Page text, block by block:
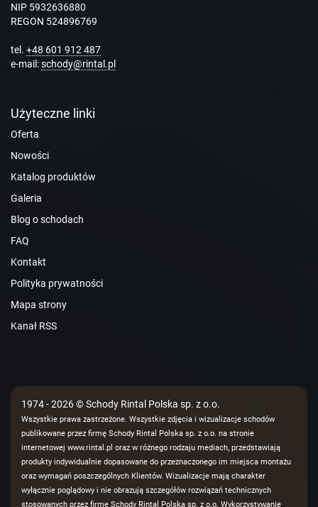
NIP 5932636880
REGON 524896769
tel. +48 601 912 487
e-mail:schody@rintal.pl
Użyteczne linki
Oferta
Nowości
Katalog produktów
Galeria
Blog o schodach
FAQ
Kontakt
Polityka prywatności
Mapa strony
Kanał RSS
1974 - 2026 © Schody Rintal Polska sp. z o.o.
Wszystkie prawa zastrzeżone. Wszystkie zdjęcia i wizualizacje schodów
publikowane przez firmę Schody Rintal Polska sp. z o.o. na stronie
internetowej www.rintal.pl oraz w różnego rodzaju mediach, przedstawiają
produkty indywidualnie dopasowane do przeznaczonego im miejsca montażu
oraz wymagań poszczególnych Klientów. Wizualizacje mają charakter
wyłącznie poglądowy i nie obrazują szczegółów rozwiązań technicznych
stosowanych przez firmę Schody Rintal Polska sp. z o.o. Wykorzystywanie